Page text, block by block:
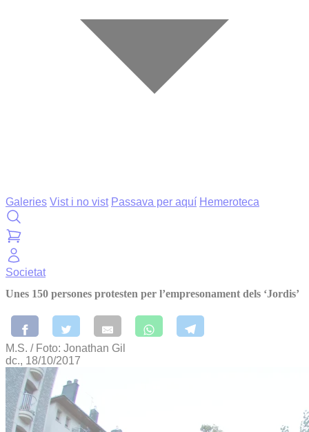
Galeries Vist i no vist Passava per aquí Hemeroteca
Societat
Unes 150 persones protesten per l’empresonament dels ‘Jordis’
M.S. / Foto: Jonathan Gil
dc., 18/10/2017